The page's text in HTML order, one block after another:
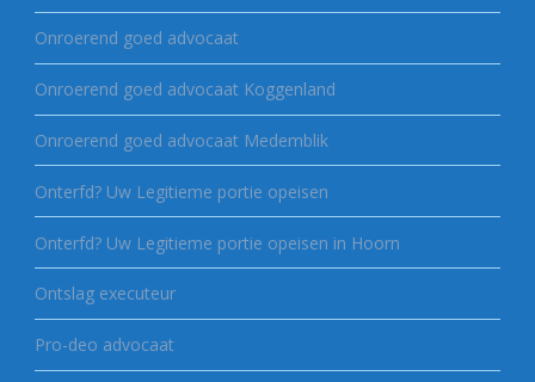
Onroerend goed advocaat
Onroerend goed advocaat Koggenland
Onroerend goed advocaat Medemblik
Onterfd? Uw Legitieme portie opeisen
Onterfd? Uw Legitieme portie opeisen in Hoorn
Ontslag executeur
Pro-deo advocaat